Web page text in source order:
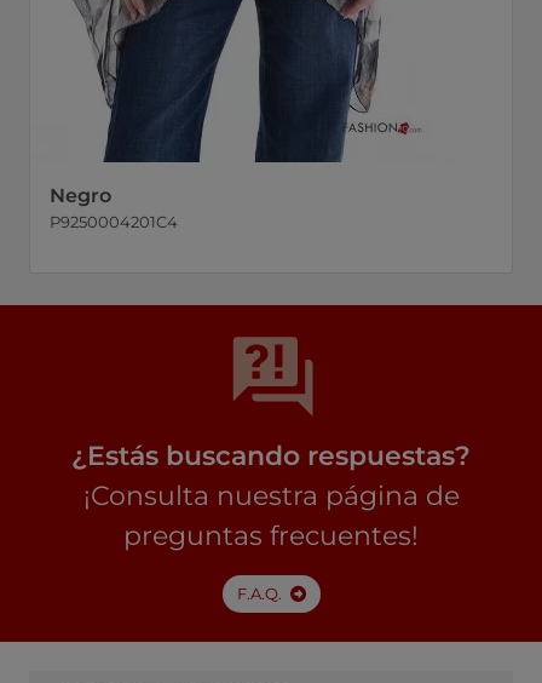
Negro
P9250004201C4
¿Estás buscando respuestas?
¡Consulta nuestra página de
preguntas frecuentes!
F.A.Q.